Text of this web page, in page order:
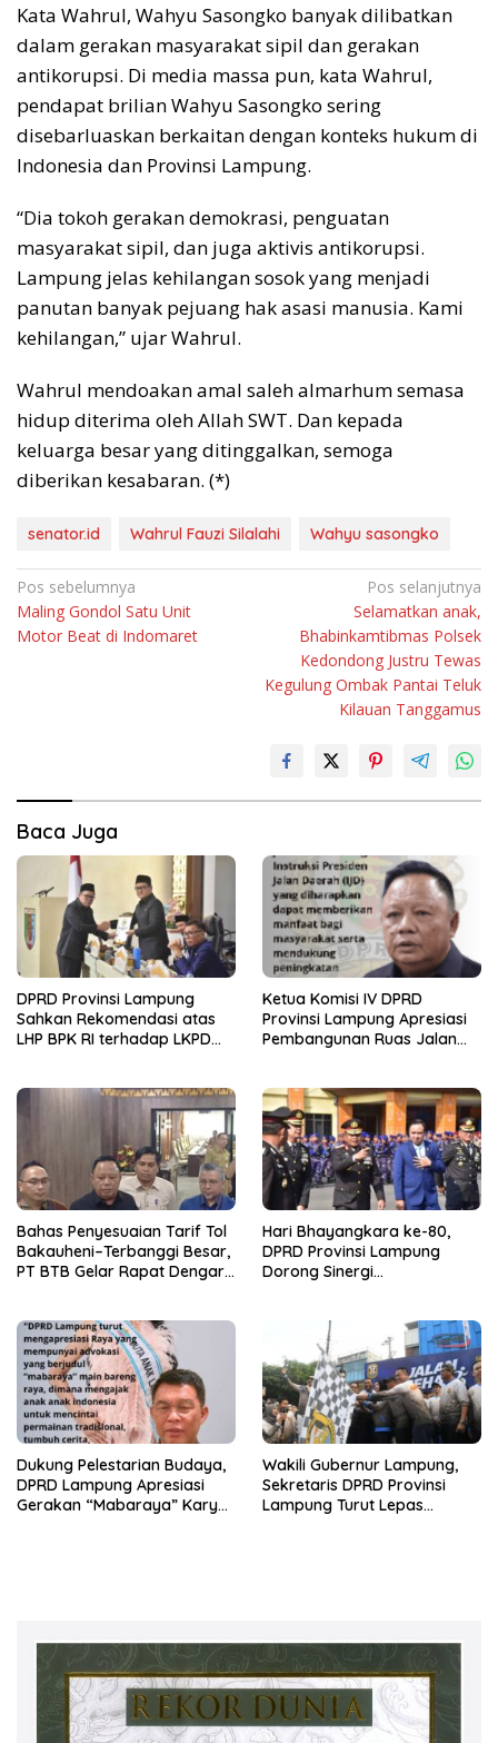
Kata Wahrul, Wahyu Sasongko banyak dilibatkan
dalam gerakan masyarakat sipil dan gerakan
antikorupsi. Di media massa pun, kata Wahrul,
pendapat brilian Wahyu Sasongko sering
disebarluaskan berkaitan dengan konteks hukum di
Indonesia dan Provinsi Lampung.
“Dia tokoh gerakan demokrasi, penguatan
masyarakat sipil, dan juga aktivis antikorupsi.
Lampung jelas kehilangan sosok yang menjadi
panutan banyak pejuang hak asasi manusia. Kami
kehilangan,” ujar Wahrul.
Wahrul mendoakan amal saleh almarhum semasa
hidup diterima oleh Allah SWT. Dan kepada
keluarga besar yang ditinggalkan, semoga
diberikan kesabaran. (*)
senator.id Wahrul Fauzi Silalahi Wahyu sasongko
Navigasi
pos
Pos sebelumnya
Maling Gondol Satu Unit
Motor Beat di Indomaret
Pos selanjutnya
Selamatkan anak,
Bhabinkamtibmas Polsek
Kedondong Justru Tewas
Kegulung Ombak Pantai Teluk
Kilauan Tanggamus
Baca Juga
DPRD Provinsi Lampung
Sahkan Rekomendasi atas
LHP BPK RI terhadap LKPD
2025
Ketua Komisi IV DPRD
Provinsi Lampung Apresiasi
Pembangunan Ruas Jalan
Bahas Penyesuaian Tarif Tol
Bakauheni–Terbanggi Besar,
PT BTB Gelar Rapat Dengar
Hari Bhayangkara ke-80,
DPRD Provinsi Lampung
Dorong Sinergi
Dukung Pelestarian Budaya,
DPRD Lampung Apresiasi
Gerakan “Mabaraya” Karya
Wakili Gubernur Lampung,
Sekretaris DPRD Provinsi
Lampung Turut Lepas